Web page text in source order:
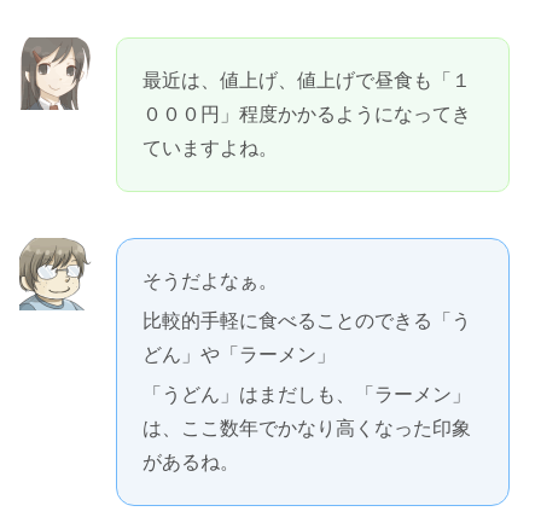
最近は、値上げ、値上げで昼食も「１
０００円」程度かかるようになってき
ていますよね。
そうだよなぁ。
比較的手軽に食べることのできる「う
どん」や「ラーメン」
「うどん」はまだしも、「ラーメン」
は、ここ数年でかなり高くなった印象
があるね。